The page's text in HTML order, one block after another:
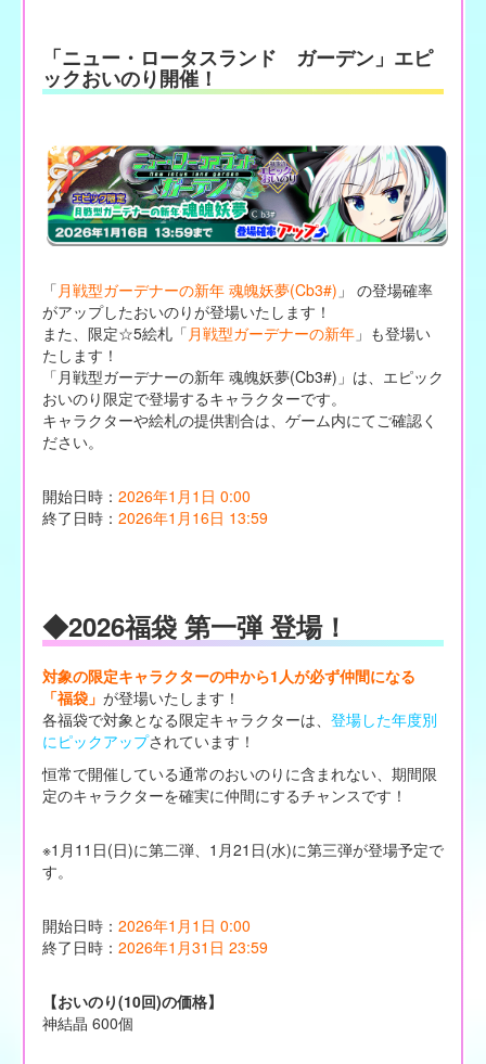
「ニュー・ロータスランド ガーデン」エピ
ックおいのり開催！
「 月戦型ガーデナーの新年 魂魄妖夢(Cb3#) 」 の登場確率
がアップしたおいのりが登場いたします！
また、限定☆5絵札「 月戦型ガーデナーの新年」も登場い
たします！
「月戦型ガーデナーの新年 魂魄妖夢(Cb3#)」は、エピック
おいのり限定で登場するキャラクターです。
キャラクターや絵札の提供割合は、ゲーム内にてご確認く
ださい。
開始日時： 2026年1月1日 0:00
終了日時： 2026年1月16日 13:59
◆2026福袋 第一弾 登場！
対象の限定キャラクターの中から1人が必ず仲間になる
「福袋」 が登場いたします！
各福袋で対象となる限定キャラクターは、 登場した年度別
にピックアップされています！
恒常で開催している通常のおいのりに含まれない、期間限
定のキャラクターを確実に仲間にするチャンスです！
※1月11日(日)に第二弾、1月21日(水)に第三弾が登場予定で
す。
開始日時： 2026年1月1日 0:00
終了日時： 2026年1月31日 23:59
【おいのり(10回)の価格】
神結晶 600個